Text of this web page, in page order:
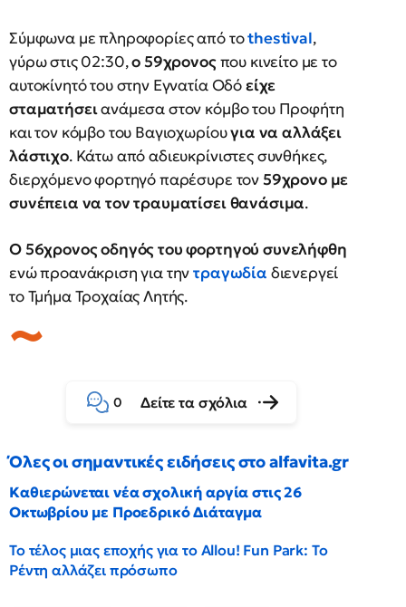
Σύμφωνα με πληροφορίες από τοthestival,
γύρω στις 02:30,ο 59χρονοςπου κινείτο με το
αυτοκίνητό του στην Εγνατία Οδόείχε
σταματήσειανάμεσα στον κόμβο του Προφήτη
και τον κόμβο του Βαγιοχωρίουγια να αλλάξει
λάστιχο. Κάτω από αδιευκρίνιστες συνθήκες,
διερχόμενο φορτηγό παρέσυρε τον59χρονο με
συνέπεια να τον τραυματίσει θανάσιμα.
Ο 56χρονος οδηγός του φορτηγού συνελήφθη
ενώ προανάκριση για τηντραγωδία διενεργεί
το Τμήμα Τροχαίας Λητής.
0 Δείτε τα σχόλια
Όλες οι σημαντικές ειδήσεις στο alfavita.gr
Καθιερώνεται νέα σχολική αργία στις 26
Οκτωβρίου με Προεδρικό Διάταγμα
Το τέλος μιας εποχής για το Allou! Fun Park: Το
Ρέντη αλλάζει πρόσωπο